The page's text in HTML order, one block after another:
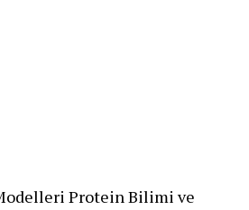
Protein Bilimi ve